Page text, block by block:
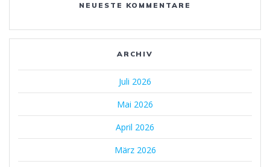
NEUESTE KOMMENTARE
ARCHIV
Juli 2026
Mai 2026
April 2026
März 2026